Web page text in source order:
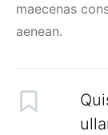
maecenas
aenean.